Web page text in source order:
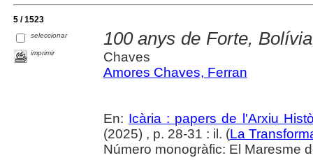
5 / 1523
seleccionar
imprimir
100 anys de Forte,
Chaves
Amores Chaves, Ferran
En: Icària : papers de l'Arxiu
(2025) , p. 28-31 : il. (La
Número monogràfic: El Maresme